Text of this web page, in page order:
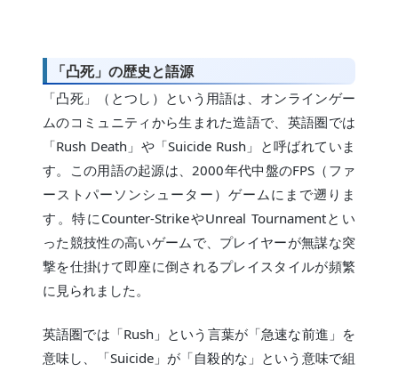
「凸死」の歴史と語源
「凸死」（とつし）という用語は、オンラインゲー
ムのコミュニティから生まれた造語で、英語圏では
「Rush Death」や「Suicide Rush」と呼ばれていま
す。この用語の起源は、2000年代中盤のFPS（ファ
ーストパーソンシューター）ゲームにまで遡りま
す。特にCounter-StrikeやUnreal Tournamentとい
った競技性の高いゲームで、プレイヤーが無謀な突
撃を仕掛けて即座に倒されるプレイスタイルが頻繁
に見られました。
英語圏では「Rush」という言葉が「急速な前進」を
意味し、「Suicide」が「自殺的な」という意味で組